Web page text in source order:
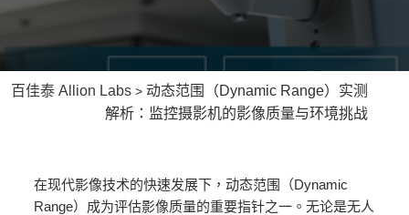
百佳泰 Allion Labs >动态范围（Dynamic Range）实测
解析：监控摄影机的影像质量与环境挑战
在现代影像技术的快速发展下，动态范围（Dynamic
Range）成为评估影像质量的重要指针之一。无论是无人